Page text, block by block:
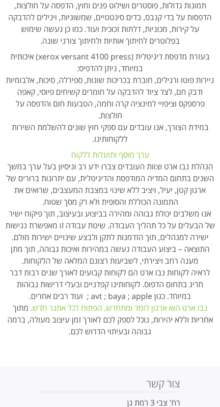
תמונות גדולות, פוסטרים ושילוט פנים וחוץ, הדפסה על חולצות,
הדפסות על בדי קנבס, בדים סינטטיים, שמשוניות, וינילים להדבקה
על קירות, מכוניות, דלתות זכוכית ועוד. כמו כן נעשה שימוש
בפלוטרים לחיתוך אותיות ולחיתוך צורני שונה.
בעזרת מדפסת דיגיטלית (xerox versant 4100 press) איכותית
במיוחד, ניתן להדפיס:
ניירות פוטו ורגילים, חוברת בכריכות שונות, ספירלה, סיכות, אלבומיות
ודבק חם, לצד ציוד להדבקה על חומרים קשיחים פיוסי, קאפה
פרספקס וציפויי למינציה קרה וחמה, הטבעות חום והדפסה על
חולצות.
במידת הצורך, אנו עובדים עם ספקי חוץ שונים להשלמת השירות
ללקוחותינו.
ערך מוסף ותועלות ללקוח
הנהלת נבו ארט וצוות העובדים צברו ידע רב וניסיון בעל ערך במשך
השנים בתחום המדיה המודפסת והדיגיטלית, עם יתרונות ברורים של
ארגון קטן, יעיל, ויציב ללא שינוי במצבת המעצבים, שרואים את
התמונה הכוללת והסופית ולא רק מסך שטוח.
אנו משלבים יכולת גבוהה ומהירה בביצוע ובעיצוב, תוך פיקוח ישיר
של הבעלים על כל תהליך העבודה. שיטת עבודה זו מאפשרת נגישות
ישירה למנהלים, תוך הזדמנות לתקן ולבצע שינויים ישירות מולם.
התוצאה – ביצוע העבודה נעשה במהירות ואיכות גבוהה, תוך מתן
מענה רחב ויצירתי, לשביעות רצונם המלאה של הלקוחות.
לראיה לקוחות נבו ארט הם לקוחות קבועים לאורך שנים רבות דבר
חריג בתחום הדפוס. לקוחותינו קפדניים ובעלי דרישות גבוהות
במיוחד. כגון avt ; baya ; apple ; ועוד רבים אחרים.
נבו ארט הוא ארגון לומד ומתחדש, הפתוח לכל אתגר חדש. מתוך
אחריות וללא יהירות, נוכל לספק לכם לאורך זמן עיצוב מעולה, ברמה
גבוהה ובעיתוי הדרוש לכם.
צור קשר
רח' צבי 3 רמת גן